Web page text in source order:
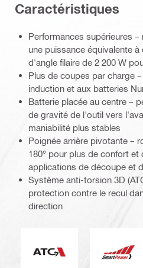
Caractéristiques
Performances supérieures
une puissance équivalente
d'angle filaire de 2 200 W
Plus de coupes par charge
induction et aux batteries
Batterie placée au centre –
de gravité de l'outil vers
maniabilité plus stables
Poignée arrière pivotante –
180° pour plus de confort et
applications de découpe et
Système anti-torsion 3D
protection contre le recul
direction